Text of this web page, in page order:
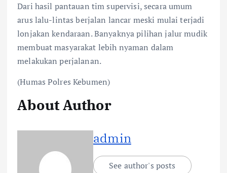
Dari hasil pantauan tim supervisi, secara umum
arus lalu-lintas berjalan lancar meski mulai terjadi
lonjakan kendaraan. Banyaknya pilihan jalur mudik
membuat masyarakat lebih nyaman dalam
melakukan perjalanan.
(Humas Polres Kebumen)
About Author
admin
See author's posts